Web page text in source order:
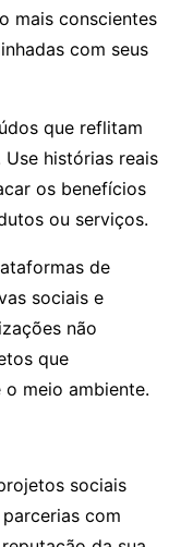
mais conscientes
com seus
que reflitam
Use histórias reais
os benefícios
ou serviços.
de
sociais e
não
que
meio ambiente.
sociais
com